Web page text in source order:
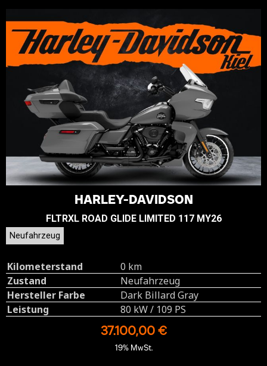
HARLEY-DAVIDSON
FLTRXL ROAD GLIDE LIMITED 117 MY26
Neufahrzeug
Kilometerstand
0 km
Zustand
Neufahrzeug
Hersteller Farbe
Dark Billard Gray
Leistung
80 kW / 109 PS
37.100,00 €
19% MwSt.